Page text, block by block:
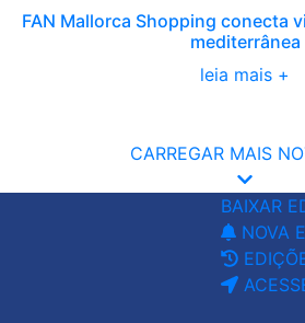
FAN Mallorca Shopping conecta
mediterrânea
leia mais +
CARREGAR MAIS
BAIXAR
NOVA